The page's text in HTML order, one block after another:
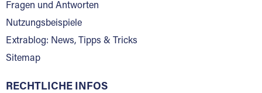
Fragen und Antworten
Nutzungsbeispiele
Extrablog: News, Tipps & Tricks
Sitemap
RECHTLICHE INFOS